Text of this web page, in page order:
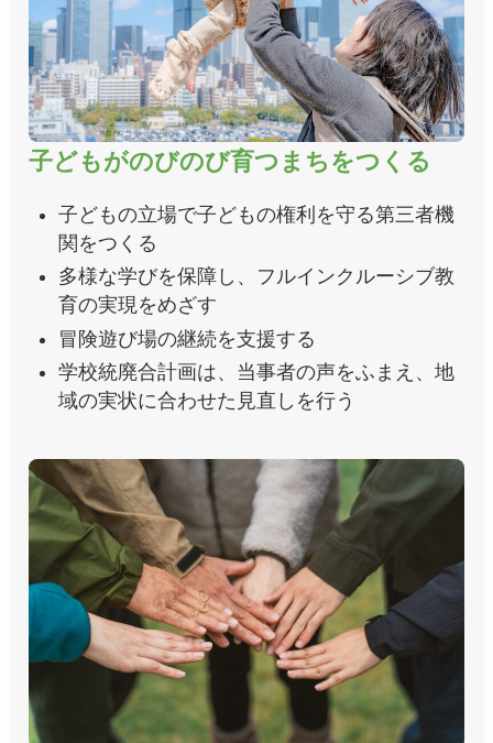
子どもがのびのび育つまちをつくる
子どもの立場で子どもの権利を守る第三者機
関をつくる
多様な学びを保障し、フルインクルーシブ教
育の実現をめざす
冒険遊び場の継続を支援する
学校統廃合計画は、当事者の声をふまえ、地
域の実状に合わせた見直しを行う